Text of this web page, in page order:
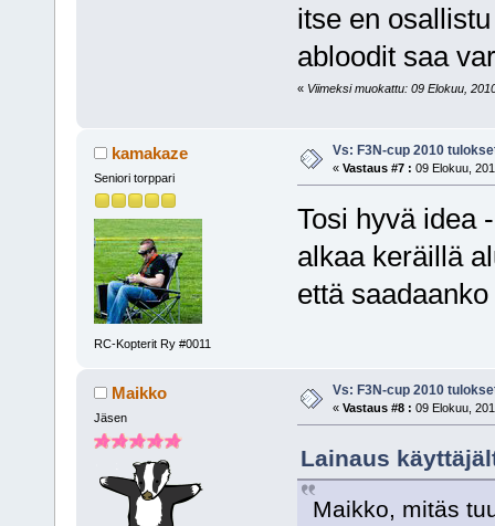
itse en
abloodit saa
« Viimeksi muokattu: 09 Elokuu,
kamakaze
Seniori torppari
RC-Kopterit Ry #0011
Vs: F3N-cup 2010
« Vastaus #7 : 09 Elokuu,
Tosi hyvä idea
alkaa keräillä
että
Maikko
Jäsen
Vs: F3N-cup 2010
« Vastaus #8 : 09 Elokuu,
Lainaus
Maikko, mitäs